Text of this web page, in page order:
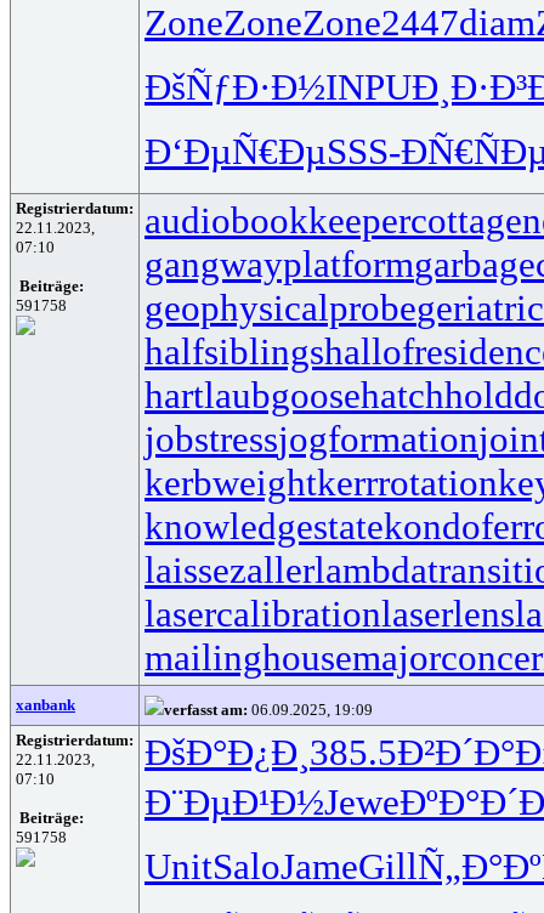
ZoneZoneZone2447diam
ÐšÑƒÐ·Ð½INPU
Ð‘ÐµÑ€ÐµSSS-
Registrierdatum:
22.11.2023,
07:10
Beiträge:
591758
audiobookkeeper
gangwayplatform
geophysicalprobe
halfsiblings
hartlaubgoose
jobstressjogformation
kerbweightkerrrotation
knowledgestate
laissezaller
lasercalibrationlaserlens
mailinghouse
xanbank verfasst am: 06.09.2025, 19:09
Registrierdatum:
22.11.2023,
07:10
Beiträge:
591758
ÐšÐ°Ð¿Ð¸ 385.5
Ð¨ÐµÐ¹Ð½Jewe
UnitSaloJameGill